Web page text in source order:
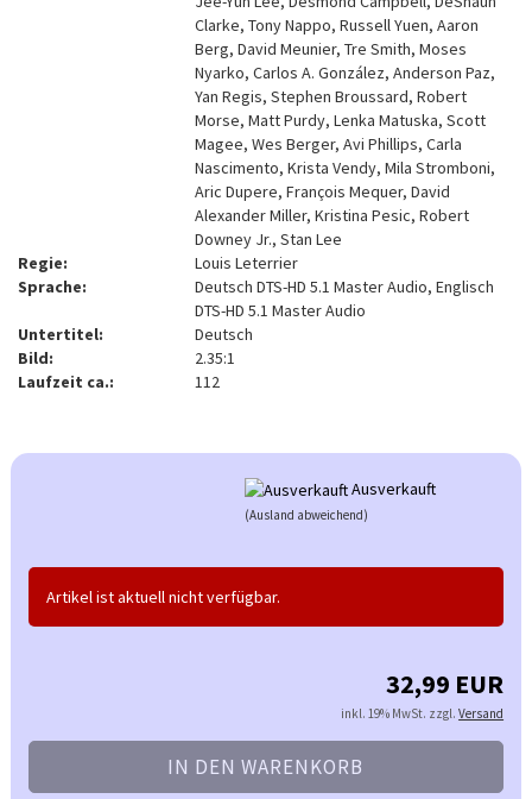
Clarke, Tony Nappo, Russell Yuen, Aaron
Berg, David Meunier, Tre Smith, Moses
Nyarko, Carlos A. González, Anderson Paz,
Yan Regis, Stephen Broussard, Robert
Morse, Matt Purdy, Lenka Matuska, Scott
Magee, Wes Berger, Avi Phillips, Carla
Nascimento, Krista Vendy, Mila Stromboni,
Aric Dupere, François Mequer, David
Alexander Miller, Kristina Pesic, Robert
Downey Jr., Stan Lee
Regie:
Louis Leterrier
Sprache:
Deutsch DTS-HD 5.1 Master Audio, Englisch
DTS-HD 5.1 Master Audio
Untertitel:
Deutsch
Bild:
2.35:1
Laufzeit ca.:
112
Ausverkauft
(Ausland abweichend)
Artikel ist aktuell nicht verfügbar.
32,99 EUR
inkl. 19% MwSt. zzgl.Versand